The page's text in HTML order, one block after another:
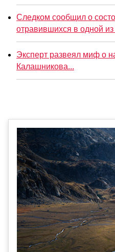
Следком сообщил о
отравившихся в одной
Эксперт развеял миф о
Калашникова...